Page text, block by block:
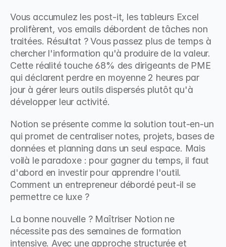
Vous accumulez les post-it, les tableurs Excel
prolifèrent, vos emails débordent de tâches non
traitées. Résultat ? Vous passez plus de temps à
chercher l'information qu'à produire de la valeur.
Cette réalité touche 68% des dirigeants de PME
qui déclarent perdre en moyenne 2 heures par
jour à gérer leurs outils dispersés plutôt qu'à
développer leur activité.
Notion se présente comme la solution tout-en-un
qui promet de centraliser notes, projets, bases de
données et planning dans un seul espace. Mais
voilà le paradoxe : pour gagner du temps, il faut
d'abord en investir pour apprendre l'outil.
Comment un entrepreneur débordé peut-il se
permettre ce luxe ?
La bonne nouvelle ? Maîtriser Notion ne
nécessite pas des semaines de formation
intensive. Avec une approche structurée et